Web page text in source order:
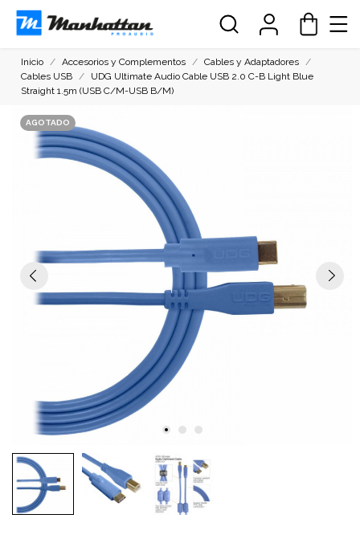
Inicio Accesorios y Complementos
Cables y Adaptadores
Cables USB
UDG Ultimate Audio Cable USB 2.0 C-B Light Blue
Straight 1.5m (USB C/M-USB B/M)
AGOTADO